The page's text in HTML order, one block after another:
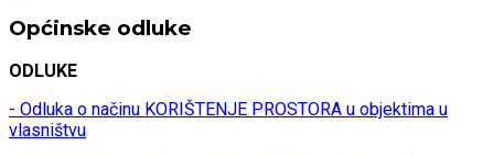
Općinske odluke
ODLUKE
- Odluka o načinu KORIŠTENJE PROSTORA u objektima u
vlasništvu